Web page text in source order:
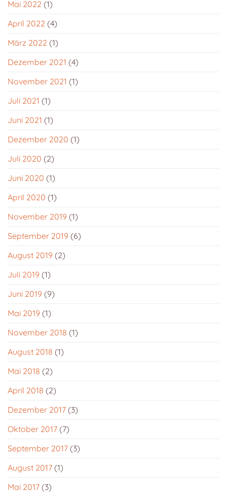
Mai 2022 (1)
April 2022 (4)
März 2022 (1)
Dezember 2021 (4)
November 2021 (1)
Juli 2021 (1)
Juni 2021 (1)
Dezember 2020 (1)
Juli 2020 (2)
Juni 2020 (1)
April 2020 (1)
November 2019 (1)
September 2019 (6)
August 2019 (2)
Juli 2019 (1)
Juni 2019 (9)
Mai 2019 (1)
November 2018 (1)
August 2018 (1)
Mai 2018 (2)
April 2018 (2)
Dezember 2017 (3)
Oktober 2017 (7)
September 2017 (3)
August 2017 (1)
Mai 2017 (3)